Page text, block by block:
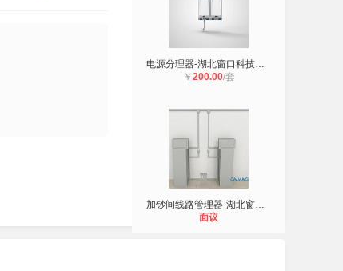
电源分理器-湖北窗口科技有限公司
￥ 200.00/套
加钞间线路管理器-湖北窗口科技有限
面议